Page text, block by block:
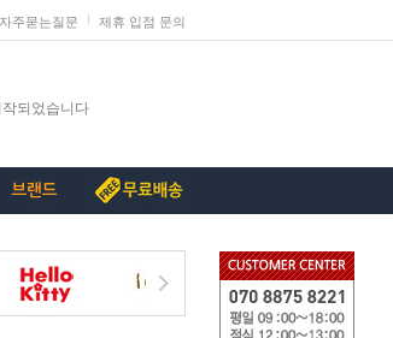
주묻는질문 제휴 입점 문의
품에 대한 삭제요청
되었습니다
리스트_230907